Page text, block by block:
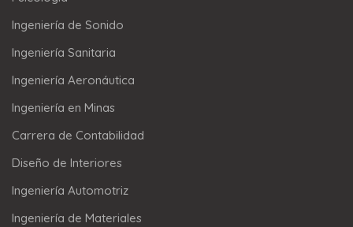
Ingeniería de Sonido
Ingeniería Sanitaria
Ingeniería Aeronáutica
Ingeniería en Minas
Carrera de Contabilidad
Diseño de Interiores
Ingeniería Automotriz
Ingeniería de Materiales